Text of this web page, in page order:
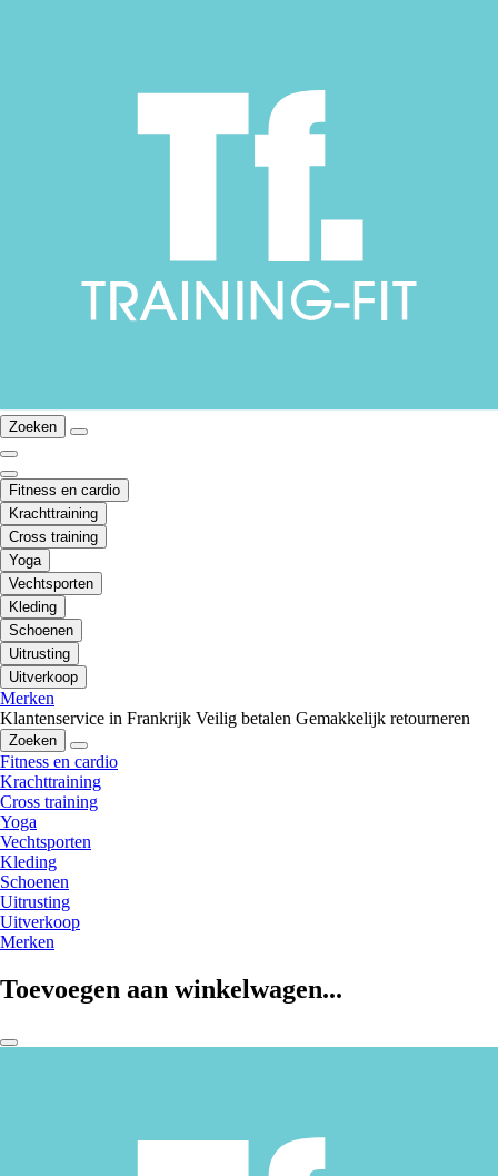
Zoeken
Fitness en cardio
Krachttraining
Cross training
Yoga
Vechtsporten
Kleding
Schoenen
Uitrusting
Uitverkoop
Merken
Klantenservice in Frankrijk Veilig betalen Gemakkelijk retourneren
Zoeken
Fitness en cardio
Krachttraining
Cross training
Yoga
Vechtsporten
Kleding
Schoenen
Uitrusting
Uitverkoop
Merken
Toevoegen aan winkelwagen...